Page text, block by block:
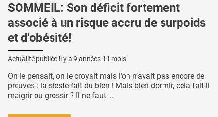
SOMMEIL: Son déficit fortement
associé à un risque accru de surpoids
et d'obésité!
Actualité publiée il y a 9 années 11 mois
On le pensait, on le croyait mais l’on n’avait pas encore de
preuves : la sieste fait du bien ! Mais bien dormir, cela fait-il
maigrir ou grossir ? Il ne faut ...